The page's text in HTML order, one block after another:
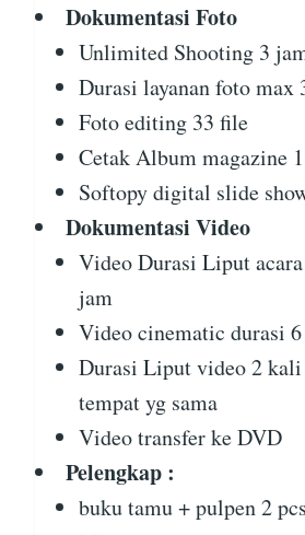
Dokumentasi Foto
Unlimited Shooting 3
Durasi layanan foto max
Foto editing 33 file
Cetak Album magazine
Softopy digital slide
Dokumentasi Video
Video Durasi Liput
jam
Video cinematic durasi
Durasi Liput video 2
tempat yg sama
Video transfer ke DVD
Pelengkap :
buku tamu + pulpen 2 pcs